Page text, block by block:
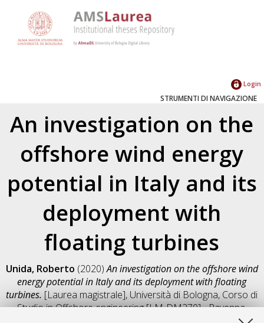
Login
STRUMENTI DI NAVIGAZIONE
An investigation on the
offshore wind energy
potential in Italy and its
deployment with
floating turbines
Unida, Roberto (2020)An investigation on the offshore wind
energy potential in Italy and its deployment with floating
turbines. [Laurea magistrale], Università di Bologna, Corso di
Studio inOffshore engineering [LM-DM270] - Ravenna,